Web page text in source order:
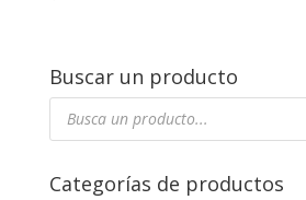
Buscar un producto
Búsqueda
Categorías de productos